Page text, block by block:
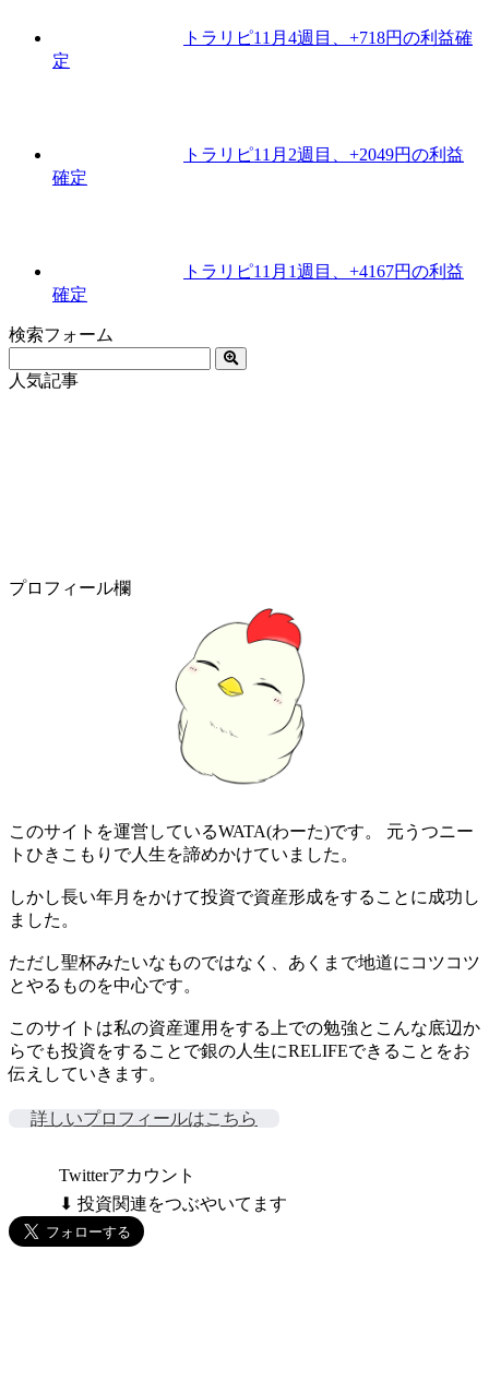
トラリピ11月4週目、+718円の利益確
定
トラリピ11月2週目、+2049円の利益
確定
トラリピ11月1週目、+4167円の利益
確定
検索フォーム
人気記事
プロフィール欄
このサイトを運営しているWATA(わーた)です。 元うつニー
トひきこもりで人生を諦めかけていました。
しかし長い年月をかけて投資で資産形成をすることに成功し
ました。
ただし聖杯みたいなものではなく、あくまで地道にコツコツ
とやるものを中心です。
このサイトは私の資産運用をする上での勉強とこんな底辺か
らでも投資をすることで銀の人生にRELIFEできることをお
伝えしていきます。
詳しいプロフィールはこちら
Twitterアカウント
⬇ 投資関連をつぶやいてます